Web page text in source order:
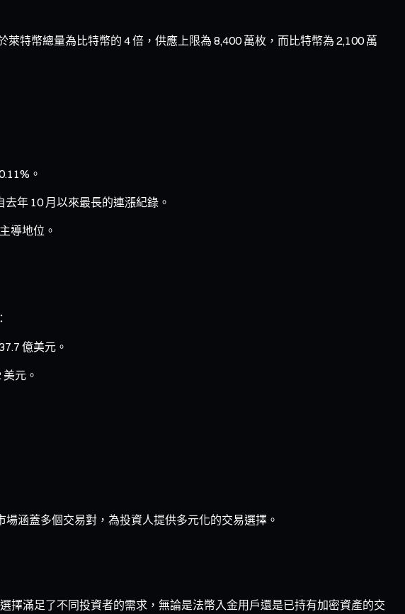
特幣總量為比特幣的 4 倍，供應上限為 8,400 萬枚，而比特幣為 2,100 萬
。
年 10 月以來最長的連漲紀錄。
導地位。
億美元。
元。
場涵蓋多個交易對，為投資人提供多元化的交易選擇。
擇滿足了不同投資者的需求，無論是法幣入金用戶還是已持有加密資產的交